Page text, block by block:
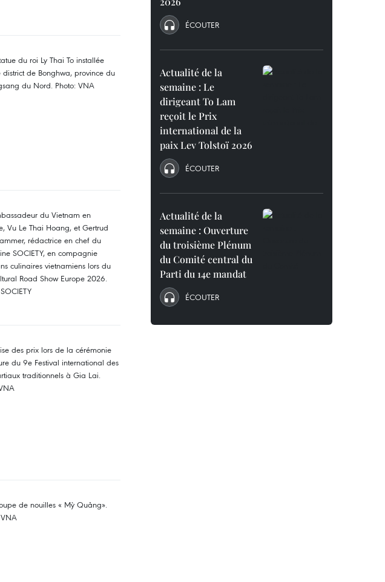
ÉCOUTER
Actualité de la
semaine : Le
dirigeant To Lam
reçoit le Prix
international de la
paix Lev Tolstoï 2026
ÉCOUTER
Actualité de la
semaine : Ouverture
du troisième Plénum
du Comité central du
Parti du 14e mandat
ÉCOUTER